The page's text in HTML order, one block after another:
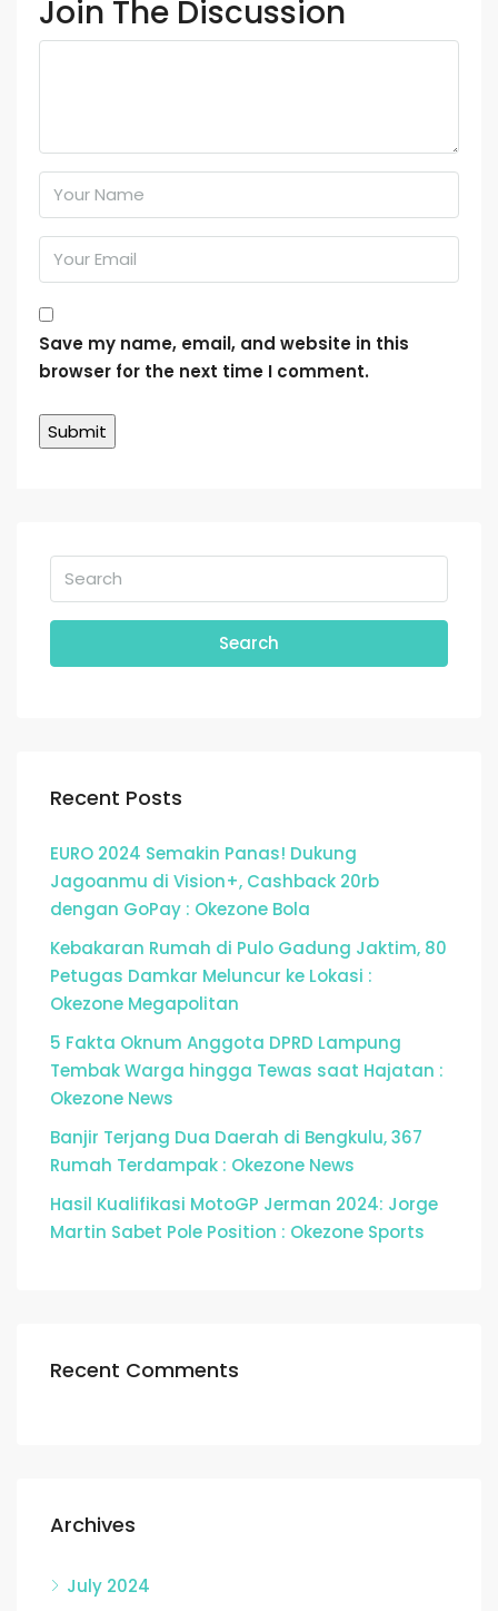
Join The Discussion
Save my name, email, and website in this
browser for the next time I comment.
Search
Recent Posts
EURO 2024 Semakin Panas! Dukung
Jagoanmu di Vision+, Cashback 20rb
dengan GoPay : Okezone Bola
Kebakaran Rumah di Pulo Gadung Jaktim, 80
Petugas Damkar Meluncur ke Lokasi :
Okezone Megapolitan
5 Fakta Oknum Anggota DPRD Lampung
Tembak Warga hingga Tewas saat Hajatan :
Okezone News
Banjir Terjang Dua Daerah di Bengkulu, 367
Rumah Terdampak : Okezone News
Hasil Kualifikasi MotoGP Jerman 2024: Jorge
Martin Sabet Pole Position : Okezone Sports
Recent Comments
Archives
July 2024